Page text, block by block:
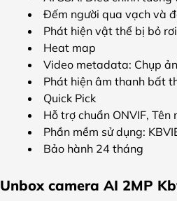
Đếm người qua vạch và
Phát hiện vật thể bị bỏ
Heat map
Video metadata: Chụp
Phát hiện âm thanh bất
Quick Pick
Hỗ trợ chuẩn ONVIF,
Phần mềm sử dụng:
Bảo hành 24 tháng
Unbox camera AI 2MP